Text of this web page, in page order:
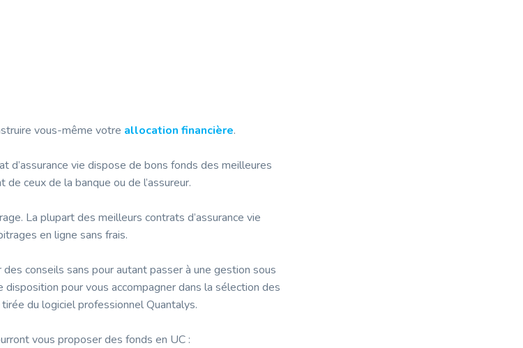
vous-même votre allocation financière.
d’assurance vie dispose de bons fonds des meilleures
ceux de la banque ou de l’assureur.
La plupart des meilleurs contrats d’assurance vie
en ligne sans frais.
conseils sans pour autant passer à une gestion sous
pour vous accompagner dans la sélection des
du logiciel professionnel Quantalys.
vous proposer des fonds en UC :